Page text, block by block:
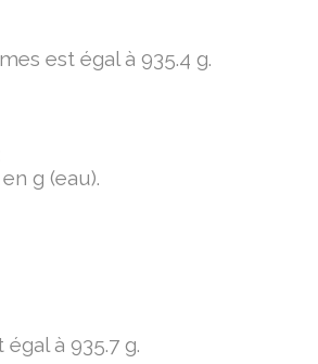
est égal à 935.4 g.
g (eau).
à 935.7 g.